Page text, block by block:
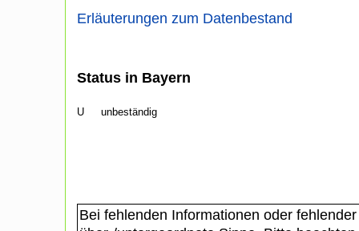
Erläuterungen zum Datenbestand
Status in Bayern
U unbeständig
Bei fehlenden Informationen oder